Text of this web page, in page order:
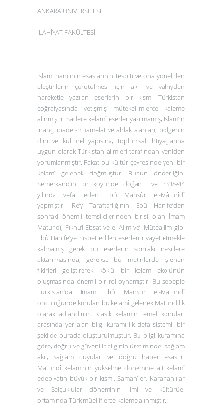
ANKARA ÜNİVERSİTESİ
İLAHİYAT FAKÜLTESİ
İslam inancının esaslarının tespiti ve ona yöneltilen
eleştirilerin çürütülmesi için akıl ve vahiyden
hareketle yazılan eserlerin bir kısmı Türkistan
coğrafyasında yetişmiş mütekellimlerce kaleme
alınmıştır. Sadece kelamî eserler yazılmamış, İslam’ın
inanç, ibadet-muamelat ve ahlak alanları, bölgenin
dini ve kültürel yapısına, toplumsal ihtiyaçlarına
uygun olarak Türkistan alimleri tarafından yeniden
yorumlanmıştır. Fakat bu kültür çevresinde yeni bir
kelamî gelenek doğmuştur. Bunun önderliğini
Semerkand’ın bir köyünde doğan ve 333/944
yılında vefat eden Ebû Mansûr el-Mâturîdî
yapmıştır. Re’y Taraftarlığının Ebû Hanife’den
sonraki önemli temsilcilerinden birisi olan İmam
Maturidî, Fıkhu’l-Ebsatve el-Alim ve’l-Müteallim gibi
Ebû Hanife’ye nispet edilen eserleri rivayet etmekle
kalmamış gerek bu eserlerin sonraki nesillere
aktarılmasında, gerekse bu metinlerde işlenen
fikirleri geliştirerek köklü bir kelam ekolünün
oluşmasında önemli bir rol oynamıştır. Bu sebeple
Türkistan’da İmam Ebû Mansur el-Maturidî
öncülüğünde kurulan bu kelamî gelenek Maturidilik
olarak adlandırılır. Klasik kelamın temel konuları
arasında yer alan bilgi kuramı ilk defa sistemli bir
şekilde burada oluşturulmuştur. Bu bilgi kuramına
göre, doğru ve güvenilir bilginin üretiminde sağlam
akıl, sağlam duyular ve doğru haber esastır.
Maturidî kelamının yükselme dönemine ait kelamî
edebiyatın büyük bir kısmı, Samanîler, Karahanlılar
ve Selçuklular döneminin ilmi ve kültürüel
ortamında Türk müelliflerce kaleme alınmıştır.